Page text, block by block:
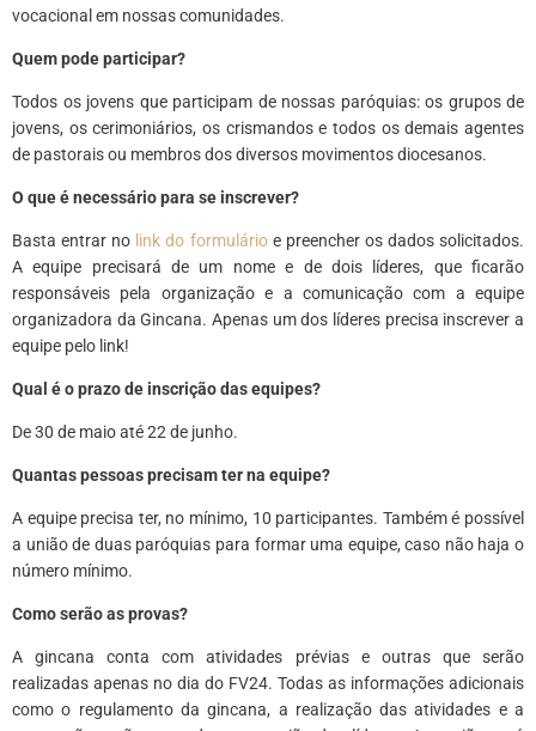
vocacional em nossas comunidades.
Quem pode participar?
Todos os jovens que participam de nossas paróquias: os grupos de
jovens, os cerimoniários, os crismandos e todos os demais agentes
de pastorais ou membros dos diversos movimentos diocesanos.
O que é necessário para se inscrever?
Basta entrar no link do formulárioe preencher os dados solicitados.
A equipe precisará de um nome e de dois líderes, que ficarão
responsáveis pela organização e a comunicação com a equipe
organizadora da Gincana. Apenas um dos líderes precisa inscrever a
equipe pelo link!
Qual é o prazo de inscrição das equipes?
De 30 de maio até 22 de junho.
Quantas pessoas precisam ter na equipe?
A equipe precisa ter, no mínimo, 10 participantes. Também é possível
a união de duas paróquias para formar uma equipe, caso não haja o
número mínimo.
Como serão as provas?
A gincana conta com atividades prévias e outras que serão
realizadas apenas no dia do FV24. Todas as informações adicionais
como o regulamento da gincana, a realização das atividades e a